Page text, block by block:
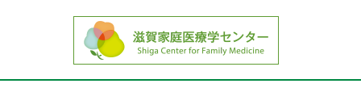
Yuge Medical's Letter